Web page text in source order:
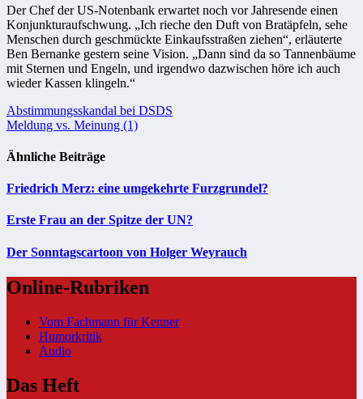
Der Chef der US-Notenbank erwartet noch vor Jahresende einen
Konjunkturaufschwung. „Ich rieche den Duft von Bratäpfeln, sehe
Menschen durch geschmückte Einkaufsstraßen ziehen“, erläuterte
Ben Bernanke gestern seine Vision. „Dann sind da so Tannenbäume
mit Sternen und Engeln, und irgendwo dazwischen höre ich auch
wieder Kassen klingeln.“
Beitragsnavigation
Abstimmungsskandal bei DSDS
Meldung vs. Meinung (1)
Ähnliche Beiträge
Friedrich Merz: eine umgekehrte Furzgrundel?
Erste Frau an der Spitze der UN?
Der Sonntagscartoon von Holger Weyrauch
Online-Rubriken
Vom Fachmann für Kenner
Humorkritik
Audio
Das Heft